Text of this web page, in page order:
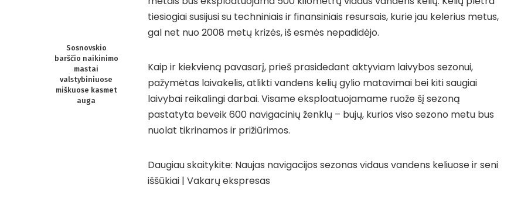
Sosnovskio
barščio naikinimo
mastai
valstybiniuose
miškuose kasmet
auga
tiesiogiai susijusi su techniniais ir finansiniais resursais, kurie jau kelerius metus,
gal net nuo 2008 metų krizės, iš esmės nepadidėjo.
Kaip ir kiekvieną pavasarį, prieš prasidedant aktyviam laivybos sezonui,
pažymėtas laivakelis, atlikti vandens kelių gylio matavimai bei kiti saugiai
laivybai reikalingi darbai. Visame eksploatuojamame ruože šį sezoną
pastatyta beveik 600 navigacinių ženklų – bujų, kurios viso sezono metu bus
nuolat tikrinamos ir prižiūrimos.
Daugiau skaitykite: Naujas navigacijos sezonas vidaus vandens keliuose ir seni
iššūkiai | Vakarų ekspresas